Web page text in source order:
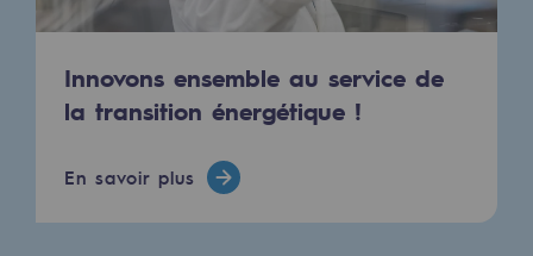
Innovons ensemble au service de
la transition énergétique !
En savoir plus